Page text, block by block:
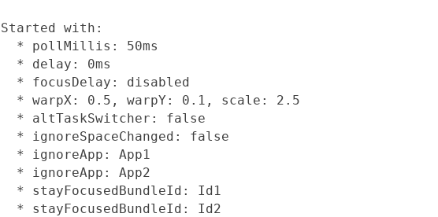
Started with:
  * pollMillis: 50ms
  * delay: 0ms
  * focusDelay: disabled
  * warpX: 0.5, warpY: 0.1, scale: 2.5
  * altTaskSwitcher: false
  * ignoreSpaceChanged: false
  * ignoreApp: App1
  * ignoreApp: App2
  * stayFocusedBundleId: Id1
  * stayFocusedBundleId: Id2